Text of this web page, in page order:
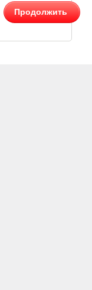
Продолжить